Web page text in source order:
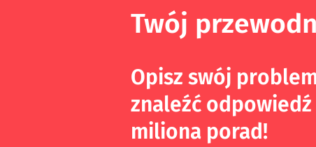
Twój
Opisz swój
znaleźć
miliona porad!